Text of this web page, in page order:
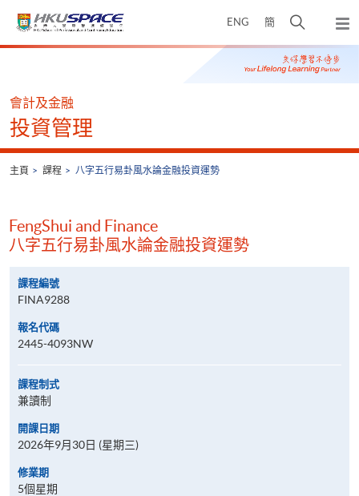
ENG 簡
開
搜
尋
彈
出
主
Main
會計及金融
投資管理
主頁 課程 八字五行易卦風水論金融投資運勢
FengShui and Finance
八字五行易卦風水論金融投資運勢
課程編號
FINA9288
報名代碼
2445-4093NW
課程制式
兼讀制
開課日期
2026年9月30日 (星期三)
修業期
5個星期